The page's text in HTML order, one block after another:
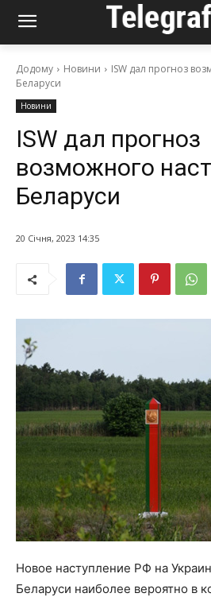
Додому Новини
ISW дал прогноз
Беларуси
Новини
ISW дал прогноз
возможного
Беларуси
20 Січня, 2023 14:35
Новое наступление РФ на
Беларуси наиболее вероятно в